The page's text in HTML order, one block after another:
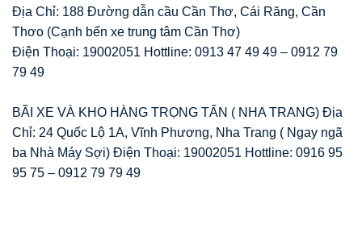
Địa Chỉ: 188 Đường dẫn cầu Cần Thơ, Cái Răng, Cần
Thơo (Cạnh bến xe trung tâm Cần Thơ)
Điện Thoại: 19002051 Hottline: 0913 47 49 49 – 0912 79
79 49
BÃI XE VÀ KHO HÀNG TRỌNG TẤN ( NHA TRANG) Địa
Chỉ: 24 Quốc Lộ 1A, Vĩnh Phương, Nha Trang ( Ngay ngã
ba Nhà Máy Sợi) Điện Thoại: 19002051 Hottline: 0916 95
95 75 – 0912 79 79 49